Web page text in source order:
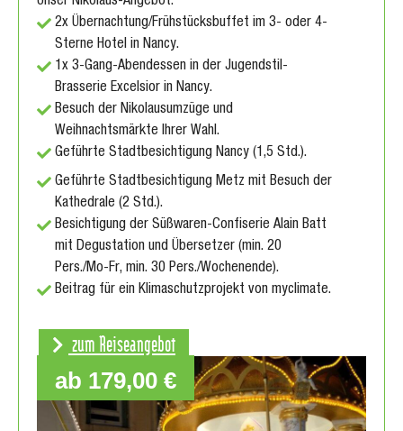
2x Übernachtung/Frühstücksbuffet im 3- oder 4-
Sterne Hotel in Nancy.
1x 3-Gang-Abendessen in der Jugendstil-
Brasserie Excelsior in Nancy.
Besuch der Nikolausumzüge und
Weihnachtsmärkte Ihrer Wahl.
Geführte Stadtbesichtigung Nancy (1,5 Std.).
Geführte Stadtbesichtigung Metz mit Besuch der
Kathedrale (2 Std.).
Besichtigung der Süßwaren-Confiserie Alain Batt
mit Degustation und Übersetzer (min. 20
Pers./Mo-Fr, min. 30 Pers./Wochenende).
Beitrag für ein Klimaschutzprojekt von myclimate.
zum Reiseangebot
ab 179,00 €